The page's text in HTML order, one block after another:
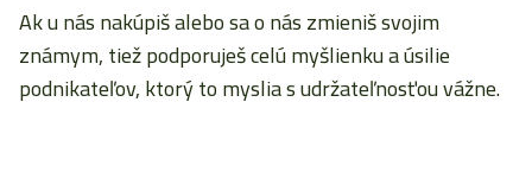
Ak u nás nakúpiš alebo sa o nás zmieniš svojim
známym, tiež podporuješ celú myšlienku a úsilie
podnikateľov, ktorý to myslia s udržateľnosťou vážne.